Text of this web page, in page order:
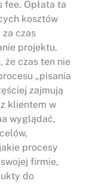
fee. Opłata ta
kosztów
za czas
projektu.
że czas ten nie
„pisania
zajmują
klientem w
wyglądać,
procesy
firmie,
do